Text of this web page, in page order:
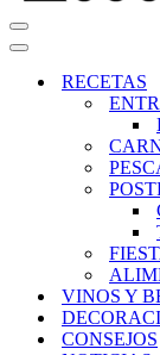
Menú
de
Menú
navegaciónRECETAS
VINOS Y
CONSEJOS